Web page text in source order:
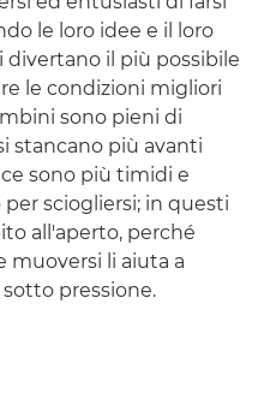
le loro idee e il loro
divertano il più possibile
le condizioni migliori
sono pieni di
stancano più avanti
sono più timidi e
sciogliersi; in questi
all'aperto, perché
muoversi li aiuta a
pressione.